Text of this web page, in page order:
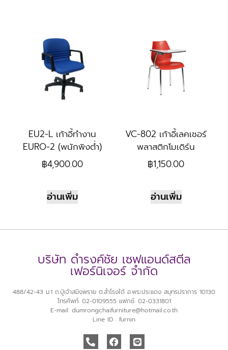
EU2-L เก้าอี้ทำงาน
EURO-2 (พนักพิงต่ำ)
฿4,900.00
อ่านเพิ่ม
VC-802 เก้าอี้เลคเชอร์
พลาสติกโมเดิร์น
฿1,150.00
อ่านเพิ่ม
บริษัท ดำรงค์ชัย เซฟแอนด์สตีล
เฟอร์นิเจอร์ จำกัด
488/42-43 ม.1 ถ.ปู่เจ้าสมิงพราย ต.สำโรงใต้ อ.พระประแดง สมุทรปราการ 10130
โทรศัพท์: 02-0109555 แฟกซ์: 02-0331801
E-mail: dumrongchaifurniture@hotmail.co.th
Line ID : furnin